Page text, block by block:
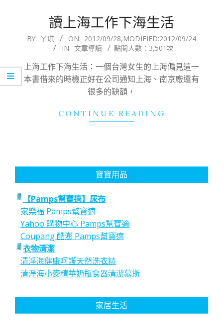
讀上海工作下海生活
2012-
28
BY: ㄚ琪 ON: 2012/09/28,MODIFIED:2012/09/24
IN: 文章導讀 點閱人數：3,501次
上海工作下海生活：一個台灣女生的上海偏見這一
本書借來的時機正好在公司通知上海、南京廠還有
很多的缺額，
CONTINUE READING
寶寶用品
【Pamps幫寶適】尿布
家樂福 Pamps幫寶適
Yahoo 購物中心 Pamps幫寶適
Coupang 酷澎 Pamps幫寶適
衣物清潔
清淨海健康呵護天然洗衣精
清淨海小麥精華奶瓶食器清潔慕斯
家居生活